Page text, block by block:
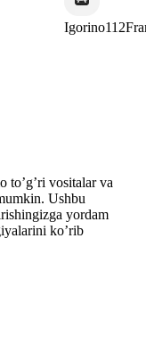
to’g’ri vositalar va
Ushbu
yordam
ko’rib